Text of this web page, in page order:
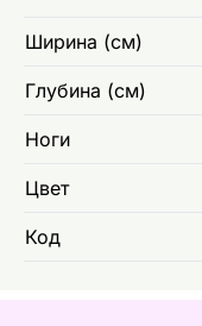
Ширина (см)
Глубина (см)
Ноги
Цвет
Код